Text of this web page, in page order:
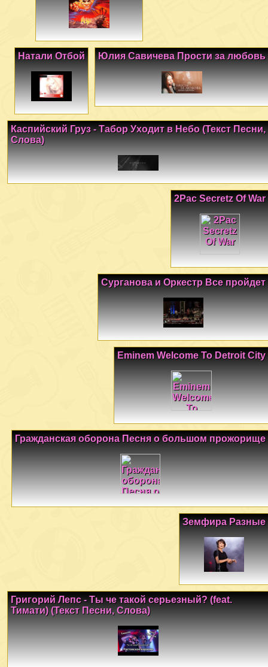
Юлия Савичева Прости за любовь
Натали Отбой
Каспийский Груз - Табор Уходит в Небо (Текст Песни,
Слова)
2Pac Secretz Of War
Сурганова и Оркестр Все пройдет
Eminem Welcome To Detroit City
Гражданская оборона Песня о большом прожорище
Земфира Разные
Григорий Лепс - Ты че такой серьезный? (feat.
Тимати) (Текст Песни, Слова)